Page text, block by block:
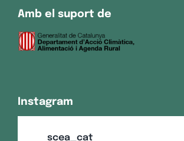
Amb el suport de
Instagram
scea_cat